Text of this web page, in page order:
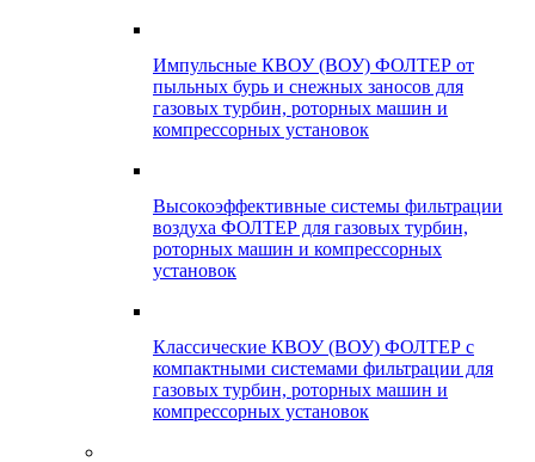
Импульсные КВОУ (ВОУ) ФОЛТЕР от
пыльных бурь и снежных заносов для
газовых турбин, роторных машин и
компрессорных установок
Высокоэффективные системы фильтрации
воздуха ФОЛТЕР для газовых турбин,
роторных машин и компрессорных
установок
Классические КВОУ (ВОУ) ФОЛТЕР с
компактными системами фильтрации для
газовых турбин, роторных машин и
компрессорных установок